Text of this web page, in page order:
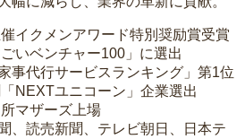
イクメンアワード特別奨励賞受賞
いベンチャー100」に選出
代行サービスランキング」第1位
NEXTユニコーン」企業選出
マザーズ上場
、読売新聞、テレビ朝日、日本テ